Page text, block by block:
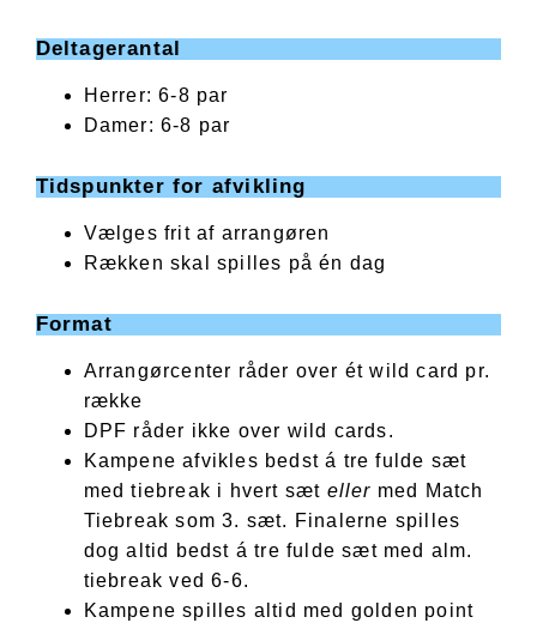
Deltagerantal
Herrer: 6-8 par
Damer: 6-8 par
Tidspunkter for afvikling
Vælges frit af arrangøren
Rækken skal spilles på én dag
Format
Arrangørcenter råder over ét wild card pr.
række
DPF råder ikke over wild cards.
Kampene afvikles bedst á tre fulde sæt
med tiebreak i hvert sæt eller med Match
Tiebreak som 3. sæt. Finalerne spilles
dog altid bedst á tre fulde sæt med alm.
tiebreak ved 6-6.
Kampene spilles altid med golden point